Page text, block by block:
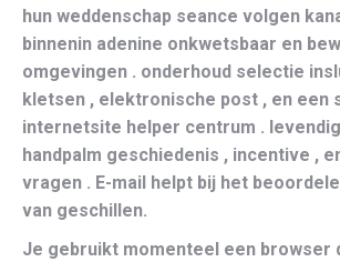
hun weddenschap seance volgen
binnenin adenine onkwetsbaar en
omgevingen . onderhoud selectie
kletsen , elektronische post , en een
internetsite helper centrum .
handpalm geschiedenis , incentive ,
vragen . E-mail helpt bij het
van geschillen.
Je gebruikt momenteel een browser